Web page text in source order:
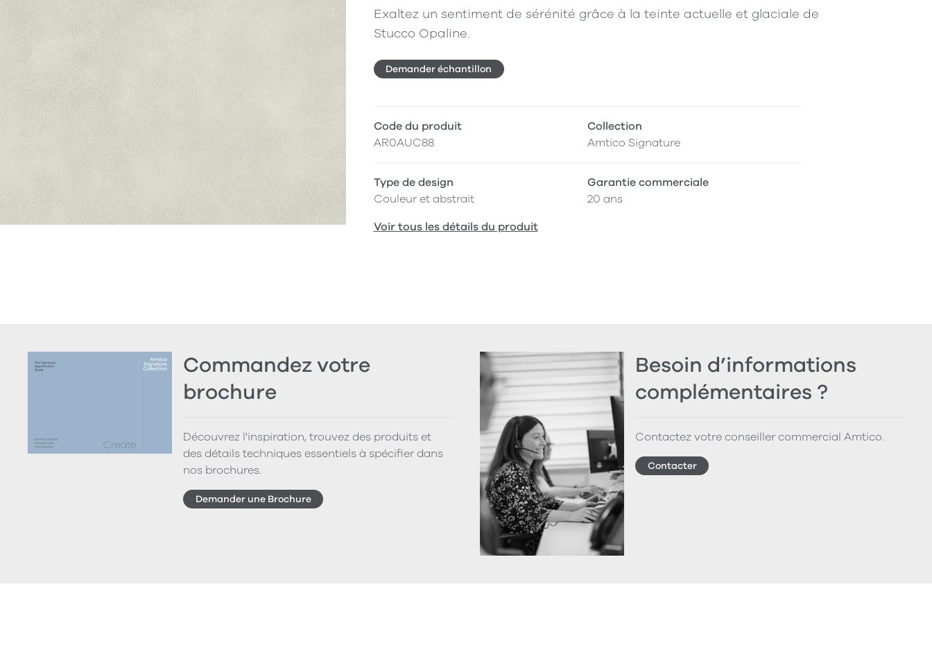
Exaltez un sentiment de sérénité grâce à la teinte actuelle et glaciale de
Stucco Opaline.
Demander échantillon
Code du produit
AR0AUC88
Collection
Amtico Signature
Type de design
Couleur et abstrait
Garantie commerciale
20 ans
Voir tous les détails du produit
Commandez votre
brochure
Découvrez l'inspiration, trouvez des produits et
des détails techniques essentiels à spécifier dans
nos brochures.
Demander une Brochure
Besoin d’informations
complémentaires ?
Contactez votre conseiller commercial Amtico.
Contacter